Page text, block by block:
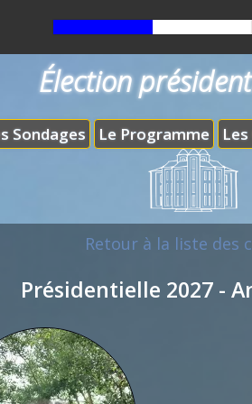
Sondages Le Programme
Élection
Retour à la liste des
Présidentielle 2027 -